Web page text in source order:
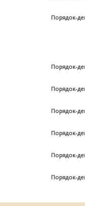
Порядок-
Порядок-
Порядок-
Порядок-
Порядок-
Порядок-
Порядок-